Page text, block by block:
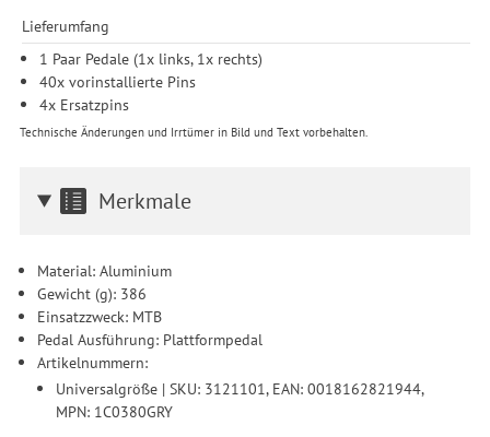
Lieferumfang
1 Paar Pedale (1x links, 1x rechts)
40x vorinstallierte Pins
4x Ersatzpins
Technische Änderungen und Irrtümer in Bild und Text vorbehalten.
Merkmale
Material: Aluminium
Gewicht (g): 386
Einsatzzweck: MTB
Pedal Ausführung: Plattformpedal
Artikelnummern:
Universalgröße | SKU: 3121101, EAN: 0018162821944,
MPN: 1C0380GRY